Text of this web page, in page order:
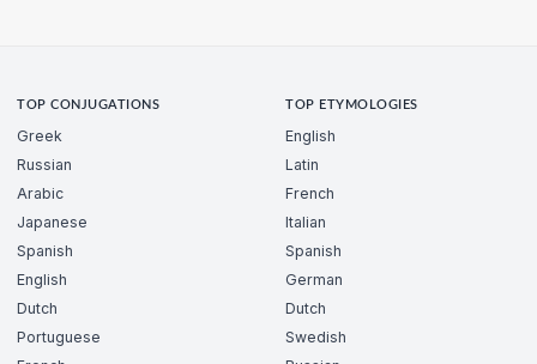
TOP CONJUGATIONS
Greek
Russian
Arabic
Japanese
Spanish
English
Dutch
Portuguese
TOP ETYMOLOGIES
English
Latin
French
Italian
Spanish
German
Dutch
Swedish